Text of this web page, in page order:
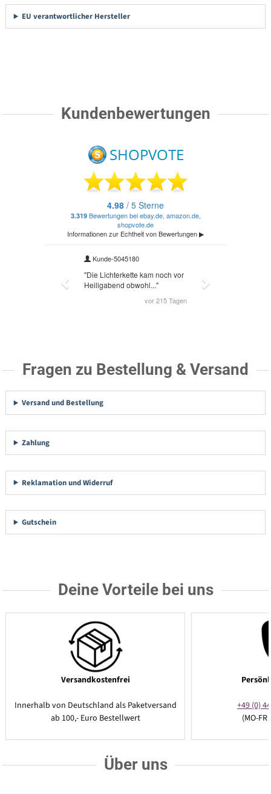
EU verantwortlicher Hersteller
Kundenbewertungen
Fragen zu Bestellung & Versand
Versand und Bestellung
Zahlung
Reklamation und Widerruf
Gutschein
Deine Vorteile bei uns
Versandkostenfrei
Innerhalb von Deutschland als Paketversand
ab 100,- Euro Bestellwert
+49 (0)
(MO-
Über uns